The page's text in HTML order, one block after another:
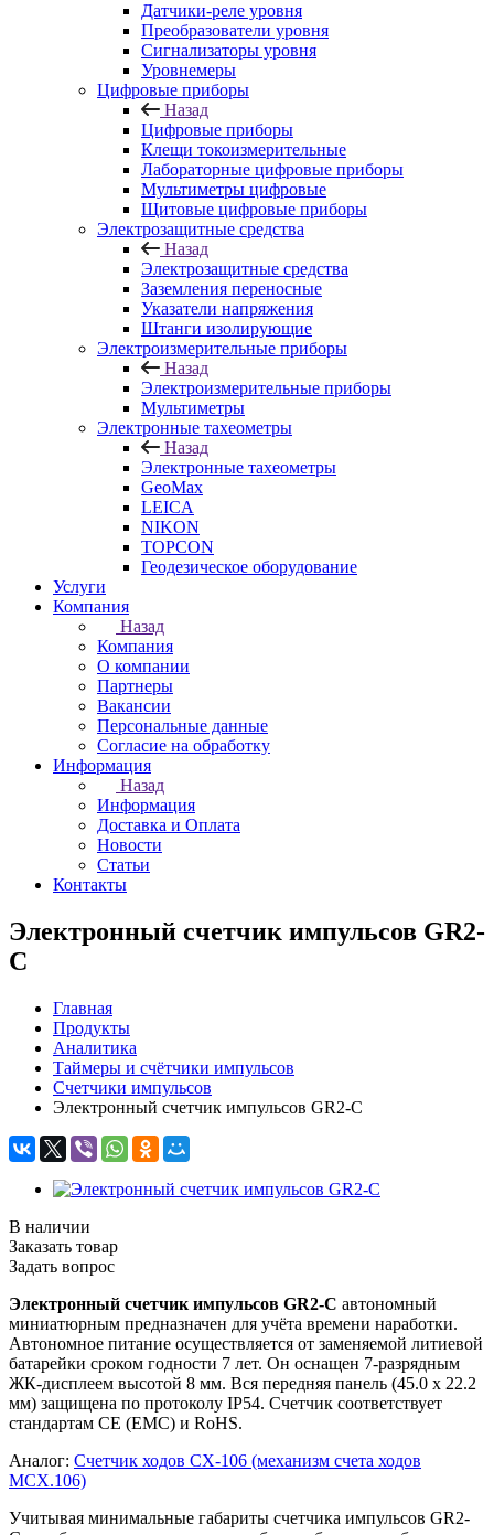
Датчики-реле уровня
Преобразователи уровня
Сигнализаторы уровня
Уровнемеры
Цифровые приборы
Назад
Цифровые приборы
Клещи токоизмерительные
Лабораторные цифровые приборы
Мультиметры цифровые
Щитовые цифровые приборы
Электрозащитные средства
Назад
Электрозащитные средства
Заземления переносные
Указатели напряжения
Штанги изолирующие
Электроизмерительные приборы
Назад
Электроизмерительные приборы
Мультиметры
Электронные тахеометры
Назад
Электронные тахеометры
GeoMax
LEICA
NIKON
TOPCON
Геодезическое оборудование
Услуги
Компания
Назад
Компания
О компании
Партнеры
Вакансии
Персональные данные
Согласие на обработку
Информация
Назад
Информация
Доставка и Оплата
Новости
Статьи
Контакты
Электронный счетчик импульсов GR2-
C
Главная
Продукты
Аналитика
Таймеры и счётчики импульсов
Счетчики импульсов
Электронный счетчик импульсов GR2-C
В наличии
Заказать товар
Задать вопрос
Электронный счетчик импульсов GR2-C автономный
миниатюрным предназначен для учёта времени наработки.
Автономное питание осуществляется от заменяемой литиевой
батарейки сроком годности 7 лет. Он оснащен 7-разрядным
ЖК-дисплеем высотой 8 мм. Вся передняя панель (45.0 х 22.2
мм) защищена по протоколу IP54. Счетчик соответствует
стандартам CE (EMC) и RoHS.
Аналог: Счетчик ходов СХ-106 (механизм счета ходов
МСХ.106)
Учитывая минимальные габариты счетчика импульсов GR2-